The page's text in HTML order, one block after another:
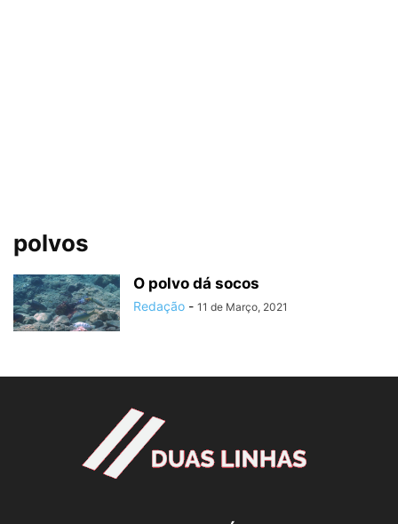
polvos
O polvo dá socos
Redação - 11 de Março, 2021